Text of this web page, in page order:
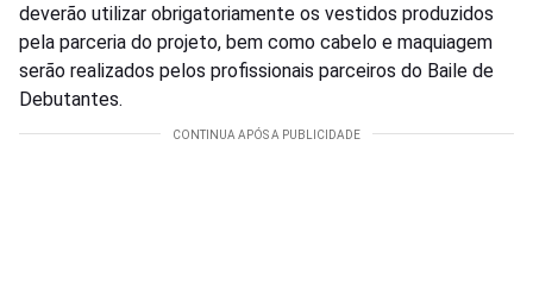
deverão utilizar obrigatoriamente os vestidos produzidos
pela parceria do projeto, bem como cabelo e maquiagem
serão realizados pelos profissionais parceiros do Baile de
Debutantes.